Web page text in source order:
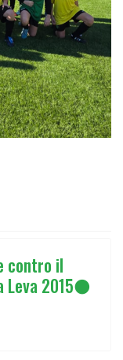
contro il
2015⚫